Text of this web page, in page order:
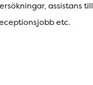
assistans till
etc.